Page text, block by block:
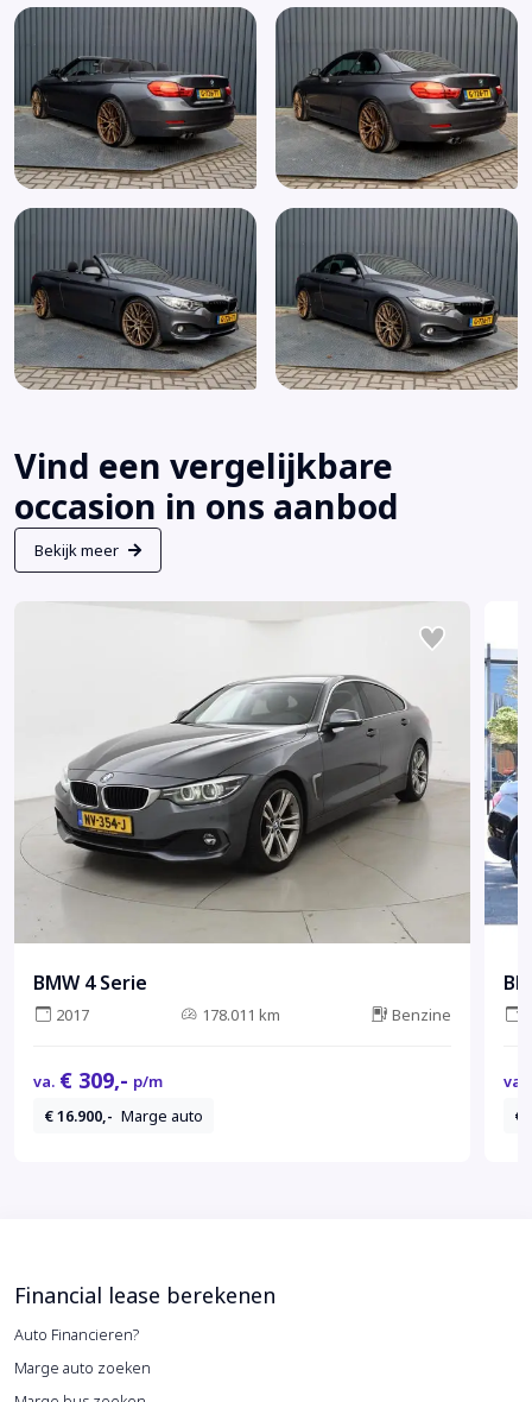
Vind een vergelijkbare
occasion in ons aanbod
Bekijk meer
BMW 4 Serie
2017 178.011 km Benzine
va. € 309,- p/m
€ 16.900,- Marge auto
va.
€
Financial lease berekenen
Auto Financieren?
Marge auto zoeken